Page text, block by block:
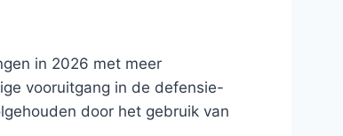
in 2026 met meer
vooruitgang in de defensie-
door het gebruik van